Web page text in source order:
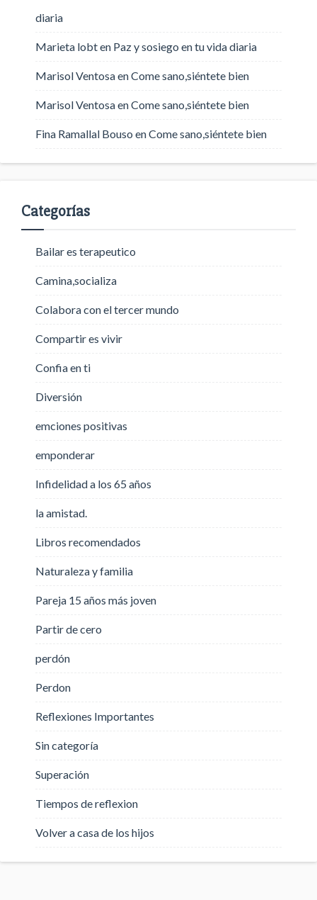
diaria
Marieta lobten Paz y sosiego en tu vida diaria
Marisol VentosaenCome sano,siéntete bien
Marisol VentosaenCome sano,siéntete bien
Fina Ramallal Bouso enCome sano,siéntete bien
Categorías
Bailar es terapeutico
Camina,socializa
Colabora con el tercer mundo
Compartir es vivir
Confia en ti
Diversión
emciones positivas
emponderar
Infidelidad a los 65 años
la amistad.
Libros recomendados
Naturaleza y familia
Pareja 15 años más joven
Partir de cero
perdón
Perdon
Reflexiones Importantes
Sin categoría
Superación
Tiempos de reflexion
Volver a casa de los hijos